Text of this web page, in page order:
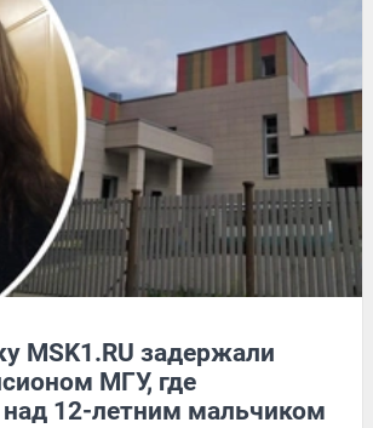
MSK1.RU задержали
МГУ, где
над 12-летним мальчиком